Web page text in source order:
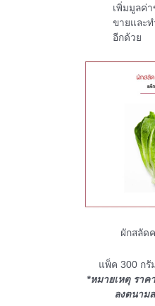
เพิ่มมูลค่
ขายและ
อีกด้วย
ผักสลัด
แพ็ค 300 กรั
*หมายเหตุ ราค
ลงตนาม